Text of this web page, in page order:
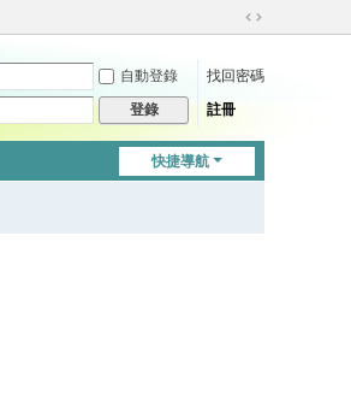
切
到
自動登錄
找回密碼
登錄 註冊
快捷導航